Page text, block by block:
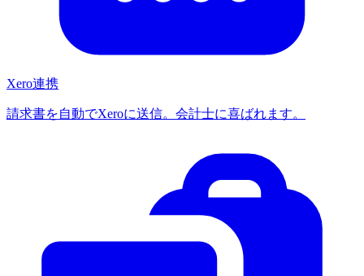
Xero連携
請求書を自動でXeroに送信。会計士に喜ばれます。